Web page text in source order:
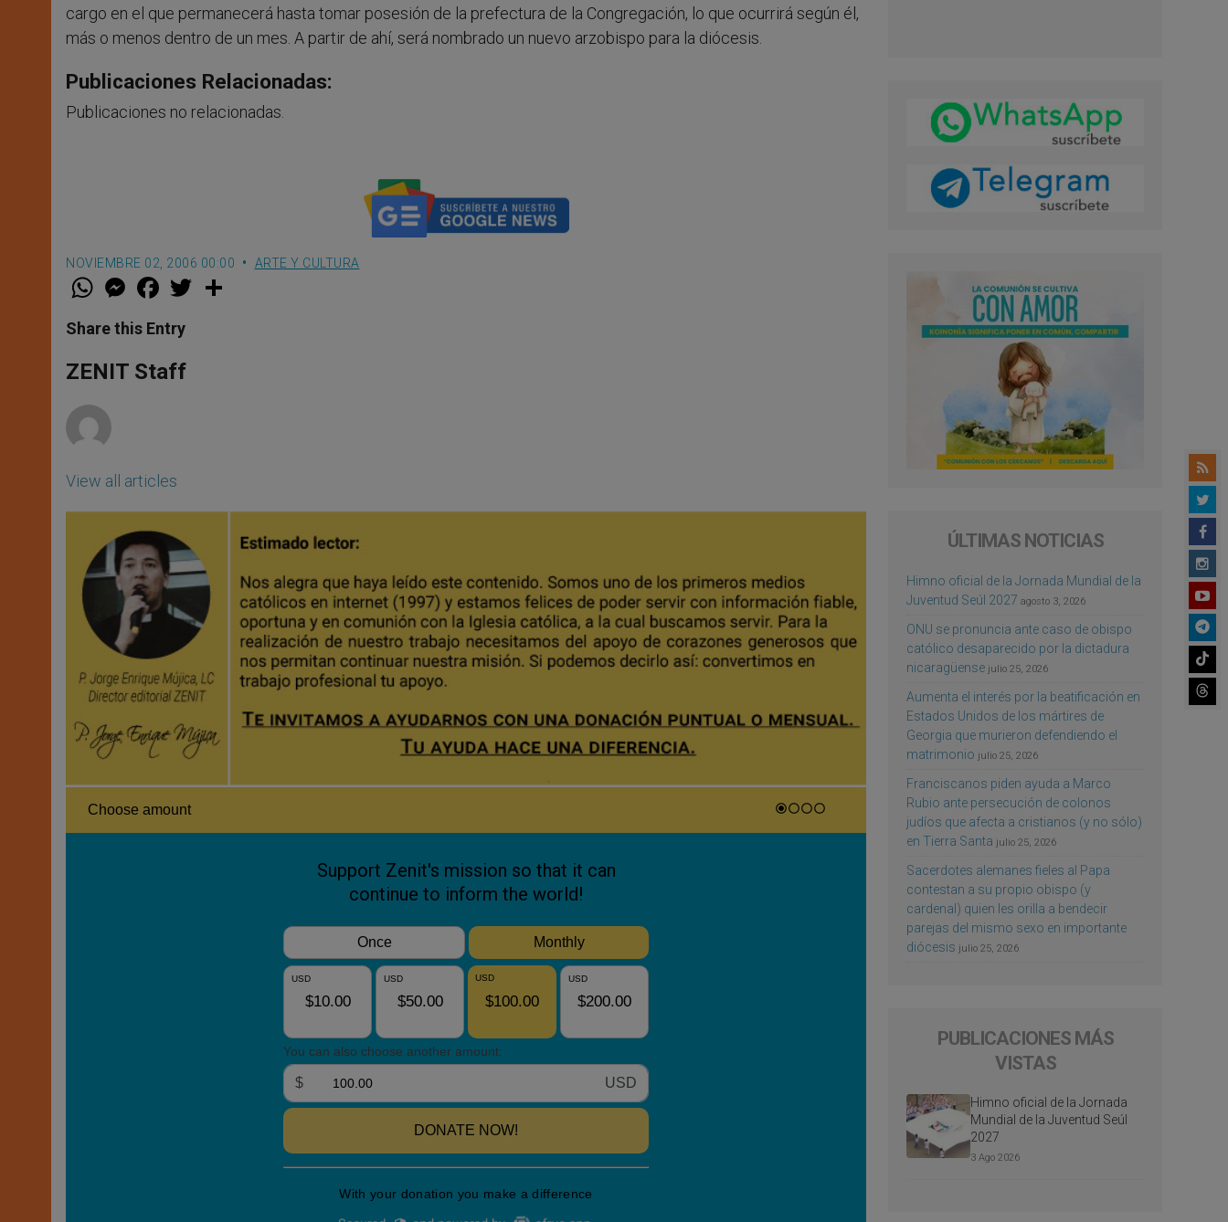
cargo en el que permanecerá hasta tomar posesión de la prefectura de la Congregación, lo que ocurrirá según él,
más o menos dentro de un mes. A partir de ahí, será nombrado un nuevo arzobispo para la diócesis.
Publicaciones Relacionadas:
Publicaciones no relacionadas.
NOVIEMBRE 02, 2006 00:00 ARTE Y CULTURA
W
t
s
p
p
M
e
s
e
g
e
F
a
e
b
o
k
w
Share this Entry
ZENIT Staff
View all articles
ÚLTIMAS NOTICIAS
Himno oficial de la Jornada Mundial de la
Juventud Seúl 2027 agosto 3, 2026
ONU se pronuncia ante caso de obispo
católico desaparecido por la dictadura
nicaragüense julio 25, 2026
Aumenta el interés por la beatificación en
Estados Unidos de los mártires de
Georgia que murieron defendiendo el
matrimonio julio 25, 2026
Franciscanos piden ayuda a Marco
Rubio ante persecución de colonos
judíos que afecta a cristianos (y no sólo)
en Tierra Santa julio 25, 2026
Sacerdotes alemanes fieles al Papa
contestan a su propio obispo (y
cardenal) quien les orilla a bendecir
parejas del mismo sexo en importante
diócesis julio 25, 2026
PUBLICACIONES MÁS
VISTAS
Himno oficial de la Jornada
Mundial de la Juventud Seúl
2027
3 Ago 2026